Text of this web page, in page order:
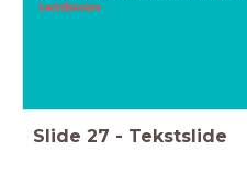
bedrijfskolom
Slide 27 - Tekstslide